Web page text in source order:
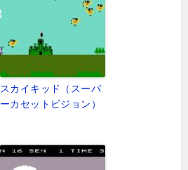
スカイキッド（スーパ
ーカセットビジョン）